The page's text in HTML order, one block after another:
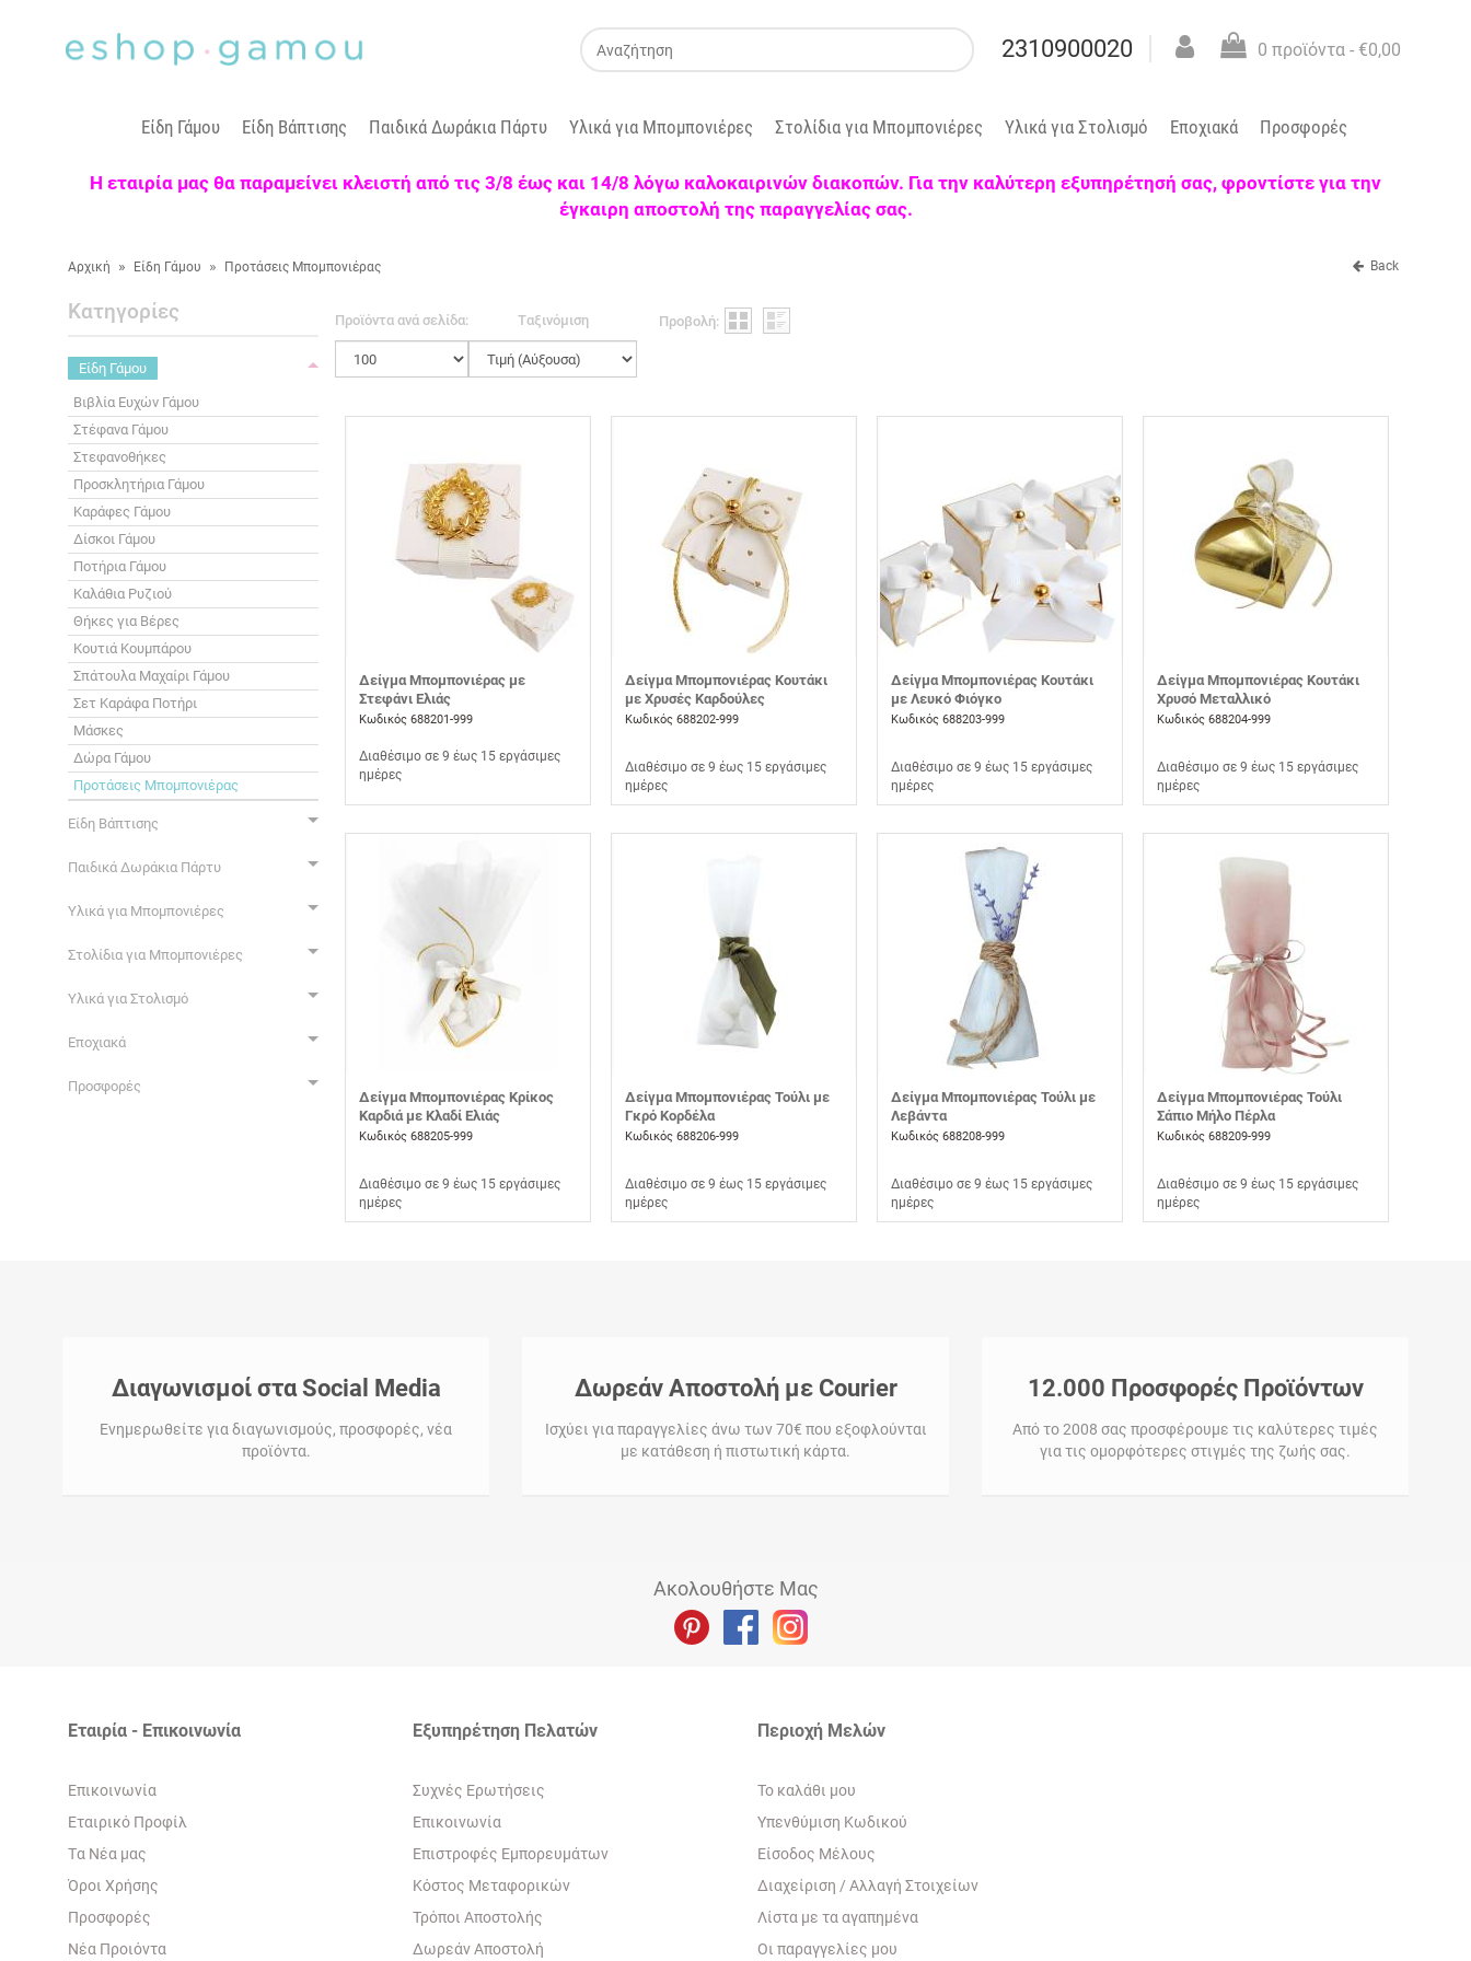
0 προϊόντα - €0,00
2310900020
Είδη Γάμου Είδη Βάπτισης Παιδικά Δωράκια Πάρτυ Υλικά για Μπομπονιέρες Στολίδια για Μπομπονιέρες Υλικά για Στολισμό Εποχιακά Προσφορές
Η εταιρία μας θα παραμείνει κλειστή από τις 3/8 έως και 14/8 λόγω καλοκαιρινών διακοπών. Για την καλύτερη εξυπηρέτησή σας, φροντίστε για την
έγκαιρη αποστολή της παραγγελίας σας.
Αρχική » Back
Είδη Γάμου » Προτάσεις Μπομπονιέρας
Κατηγορίες
Είδη Γάμου
Βιβλία Ευχών Γάμου
Στέφανα Γάμου
Στεφανοθήκες
Προσκλητήρια Γάμου
Καράφες Γάμου
Δίσκοι Γάμου
Ποτήρια Γάμου
Καλάθια Ρυζιού
Θήκες για Βέρες
Κουτιά Κουμπάρου
Σπάτουλα Μαχαίρι Γάμου
Σετ Καράφα Ποτήρι
Μάσκες
Δώρα Γάμου
Προτάσεις Μπομπονιέρας
Είδη Βάπτισης
Παιδικά Δωράκια Πάρτυ
Υλικά για Μπομπονιέρες
Στολίδια για Μπομπονιέρες
Υλικά για Στολισμό
Εποχιακά
Προσφορές
Προϊόντα ανά σελίδα: Tαξινόμιση Προβολή:
Δείγμα Μπομπονιέρας με
Στεφάνι Ελιάς
Κωδικός 688201-999
Διαθέσιμο σε 9 έως 15 εργάσιμες
ημέρες
Δείγμα Μπομπονιέρας Κουτάκι
με Χρυσές Καρδούλες
Κωδικός 688202-999
Διαθέσιμο σε 9 έως 15 εργάσιμες
ημέρες
Δείγμα Μπομπονιέρας Κουτάκι
με Λευκό Φιόγκο
Κωδικός 688203-999
Διαθέσιμο σε 9 έως 15 εργάσιμες
ημέρες
Δείγμα Μπομπονιέρας Κουτάκι
Χρυσό Μεταλλικό
Κωδικός 688204-999
Διαθέσιμο σε 9 έως 15 εργάσιμες
ημέρες
Δείγμα Μπομπονιέρας Κρίκος
Καρδιά με Κλαδί Ελιάς
Κωδικός 688205-999
Διαθέσιμο σε 9 έως 15 εργάσιμες
ημέρες
Δείγμα Μπομπονιέρας Τούλι με
Γκρό Κορδέλα
Κωδικός 688206-999
Διαθέσιμο σε 9 έως 15 εργάσιμες
ημέρες
Δείγμα Μπομπονιέρας Τούλι με
Λεβάντα
Κωδικός 688208-999
Διαθέσιμο σε 9 έως 15 εργάσιμες
ημέρες
Δείγμα Μπομπονιέρας Τούλι
Σάπιο Μήλο Πέρλα
Κωδικός 688209-999
Διαθέσιμο σε 9 έως 15 εργάσιμες
ημέρες
Διαγωνισμοί στα Social Media
Ενημερωθείτε για διαγωνισμούς, προσφορές, νέα
προϊόντα.
Δωρεάν Αποστολή με Courier
Ισχύει για παραγγελίες άνω των 70€ που εξοφλούνται
με κατάθεση ή πιστωτική κάρτα.
12.000 Προσφορές Προϊόντων
Από το 2008 σας προσφέρουμε τις καλύτερες τιμές
για τις ομορφότερες στιγμές της ζωής σας.
Ακολουθήστε Μας
Εταιρία - Επικοινωνία
Eπικοινωνία
Εταιρικό Προφίλ
Tα Νέα μας
Όροι Χρήσης
Προσφορές
Νέα Προιόντα
Εξυπηρέτηση Πελατών
Συχνές Ερωτήσεις
Eπικοινωνία
Επιστροφές Εμπορευμάτων
Κόστος Μεταφορικών
Τρόποι Αποστολής
Δωρεάν Αποστολή
Περιοχή Mελών
To καλάθι μου
Yπενθύμιση Κωδικού
Eίσοδος Μέλους
Διαχείριση / Aλλαγή Στοιχείων
Λίστα με τα αγαπημένα
Oι παραγγελίες μου